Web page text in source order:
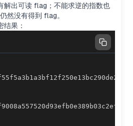
解出可读 flag；不能求逆的指数也
然没有得到 flag。
结果：